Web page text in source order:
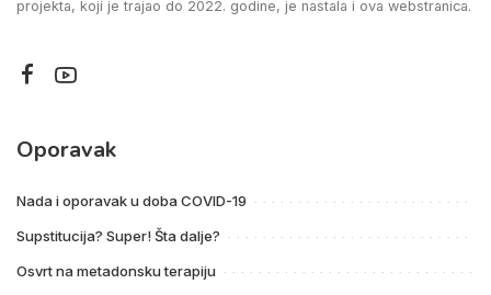
projekta, koji je trajao do 2022. godine, je nastala i ova webstranica.
Oporavak
Nada i oporavak u doba COVID-19
Supstitucija? Super! Šta dalje?
Osvrt na metadonsku terapiju